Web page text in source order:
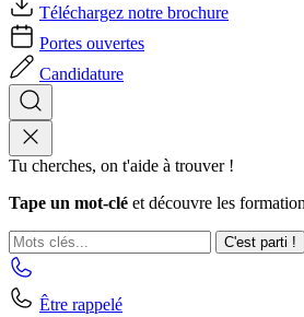
Téléchargez notre brochure
Portes ouvertes
Candidature
Tu cherches, on t'aide à trouver !
Tape un mot-clé et découvre les
C'est parti !
Être rappelé